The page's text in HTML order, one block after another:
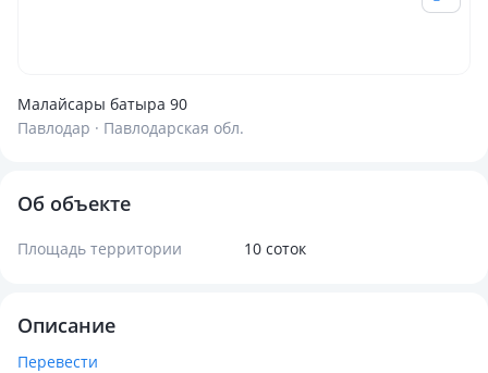
Малайсары батыра 90
Павлодар · Павлодарская обл.
Об объекте
Площадь территории 10 соток
Описание
Перевести